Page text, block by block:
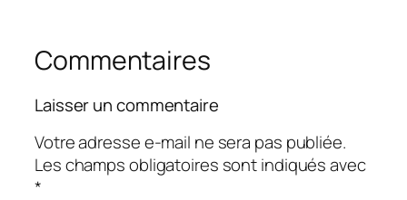
Commentaires
Laisser un commentaire
Votre adresse e-mail ne sera pas publiée.
Les champs obligatoires sont indiqués avec
*